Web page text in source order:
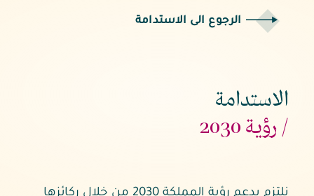
الرجوع الى الاستدامة
الاستدامة
/رؤية2030
نلتزم بدعم رؤية المملكة 2030 من خلال ركائزها